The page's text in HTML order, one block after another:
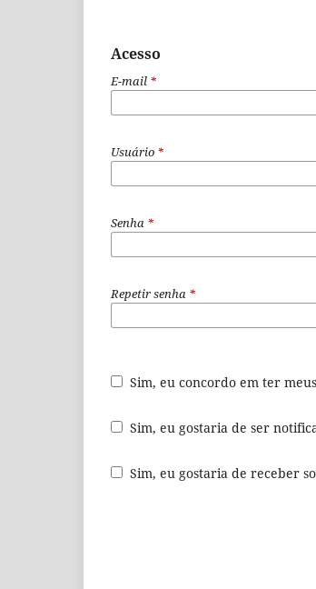
Acesso
E-mail *
Usuário *
Senha *
Repetir senha *
Sim, eu concordo em ter
Sim, eu gostaria de ser
Sim, eu gostaria de receber